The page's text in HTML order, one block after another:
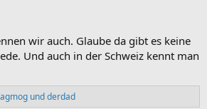
wir auch. Glaube da gibt es keine
Und auch in der Schweiz kennt man
undderdad